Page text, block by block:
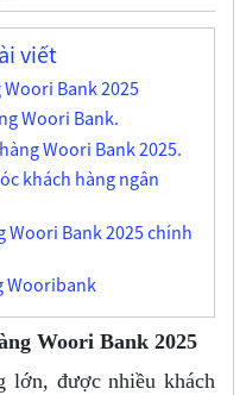
viết
Bank 2025
Woori Bank.
Woori Bank 2025.
khách hàng ngân
Woori Bank 2025 chính
Wooribank
Woori Bank 2025
được nhiều khách